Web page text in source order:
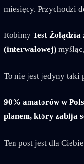
miesięcy. Przychodzi
Robimy Test
(interwałowej)
To nie jest jedyny taki
90% amatorów w
planem, który zabija
Ten post jest dla